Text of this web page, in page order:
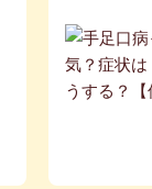
記事では、
症状、対策